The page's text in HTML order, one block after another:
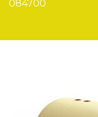
084700